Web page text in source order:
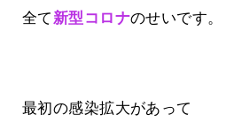
全て 新型コロナのせいです。
最初の感染拡大があって